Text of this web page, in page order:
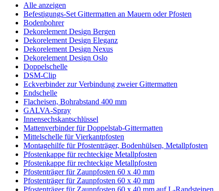
Alle anzeigen
Befestigungs-Set Gittermatten an Mauern oder Pfosten
Bodenbohrer
Dekorelement Design Bergen
Dekorelement Design Eleganz
Dekorelement Design Nexus
Dekorelement Design Oslo
Doppelschelle
DSM-Clip
Eckverbinder zur Verbindung zweier Gittermatten
Endschelle
Flacheisen, Bohrabstand 400 mm
GALVA-Spray
Innensechskantschlüssel
Mattenverbinder für Doppelstab-Gittermatten
Mittelschelle für Vierkantpfosten
Montagehilfe für Pfostenträger, Bodenhülsen, Metallpfosten
Pfostenkappe für rechteckige Metallpfosten
Pfostenkappe für rechteckige Metallpfosten
Pfostenträger für Zaunpfosten 60 x 40 mm
Pfostenträger für Zaunpfosten 60 x 40 mm
Pfostenträger für Zaunpfosten 60 x 40 mm auf L-Randsteinen